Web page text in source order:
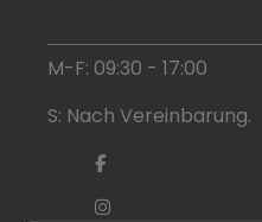
M-F: 09:30 - 17:00
S: Nach Vereinbarung.